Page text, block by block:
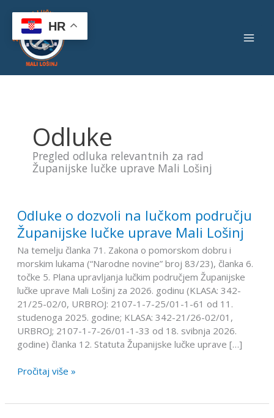
content
Odluke
Pregled odluka relevantnih za rad
Županijske lučke uprave Mali Lošinj
Odluke o dozvoli na lučkom području
Županijske lučke uprave Mali Lošinj
Na temelju članka 71. Zakona o pomorskom dobru i
morskim lukama (“Narodne novine” broj 83/23), članka 6.
točke 5. Plana upravljanja lučkim područjem Županijske
lučke uprave Mali Lošinj za 2026. godinu (KLASA: 342-
21/25-02/0, URBROJ: 2107-1-7-25/01-1-61 od 11.
studenoga 2025. godine; KLASA: 342-21/26-02/01,
URBROJ; 2107-1-7-26/01-1-33 od 18. svibnja 2026.
godine) članka 12. Statuta Županijske lučke uprave […]
Odluke
o
dozvoli
na
lučkom
području
Županijske
lučke
uprave
Mali
Lošinj
Pročitaj više »
HR